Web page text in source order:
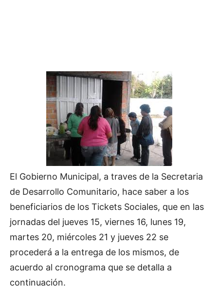
El Gobierno Municipal, a traves de la Secretaria
de Desarrollo Comunitario, hace saber a los
beneficiarios de los Tickets Sociales, que en las
jornadas del jueves 15, viernes 16, lunes 19,
martes 20, miércoles 21 y jueves 22 se
procederá a la entrega de los mismos, de
acuerdo al cronograma que se detalla a
continuación.